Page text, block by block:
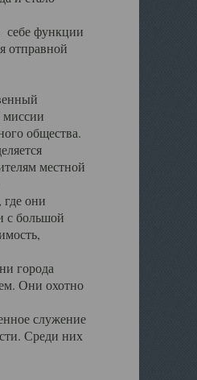
функции
отправной
миссии
общества.
местной
они
с большой
города
Они охотно
служение
Среди них